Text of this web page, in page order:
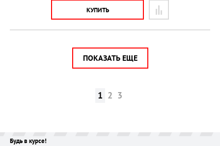
КУПИТЬ
ПОКАЗАТЬ ЕЩЕ
1 2 3
Будь в курсе!